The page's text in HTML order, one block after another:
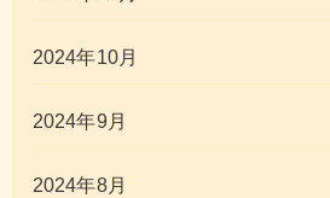
2024年10月
2024年9月
2024年8月